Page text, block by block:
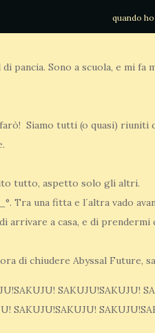
pancia. Sono a scuola, e mi fa
farò! Siamo tutti (o quasi)
tutto, aspetto solo gli altri.
Tra una fitta e l´altra vado
arrivare a casa, e di prendermi
di chiudere Abyssal Future,
SAKUJU!SAKUJU!
SAKUJU!SAKUJU!